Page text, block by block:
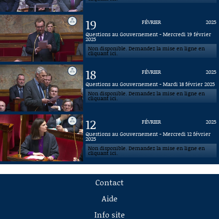
19 FÉVRIER
2025
Questions au Gouvernement - Mercredi 19 février
2025
Non disponible. Demandez la mise en ligne en
cliquant ici.
18 FÉVRIER
2025
Questions au Gouvernement - Mardi 18 février 2025
Non disponible. Demandez la mise en ligne en
cliquant ici.
12 FÉVRIER
2025
Questions au Gouvernement - Mercredi 12 février
2025
Non disponible. Demandez la mise en ligne en
cliquant ici.
Contact
Aide
Info site